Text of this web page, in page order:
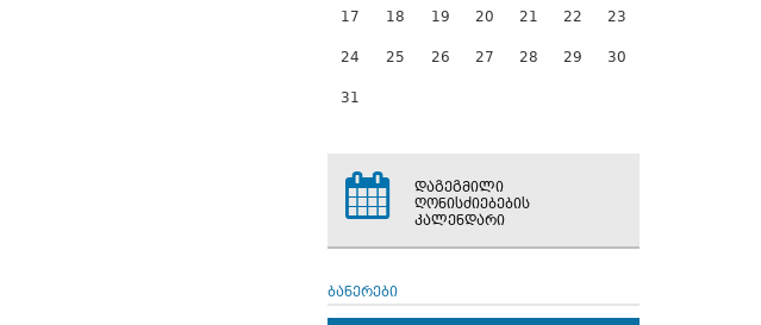
17 18 19 20 21 22 23
24 25 26 27 28 29 30
31
დაგეგმილი
ღონისძიებების
კალენდარი
ბანერები